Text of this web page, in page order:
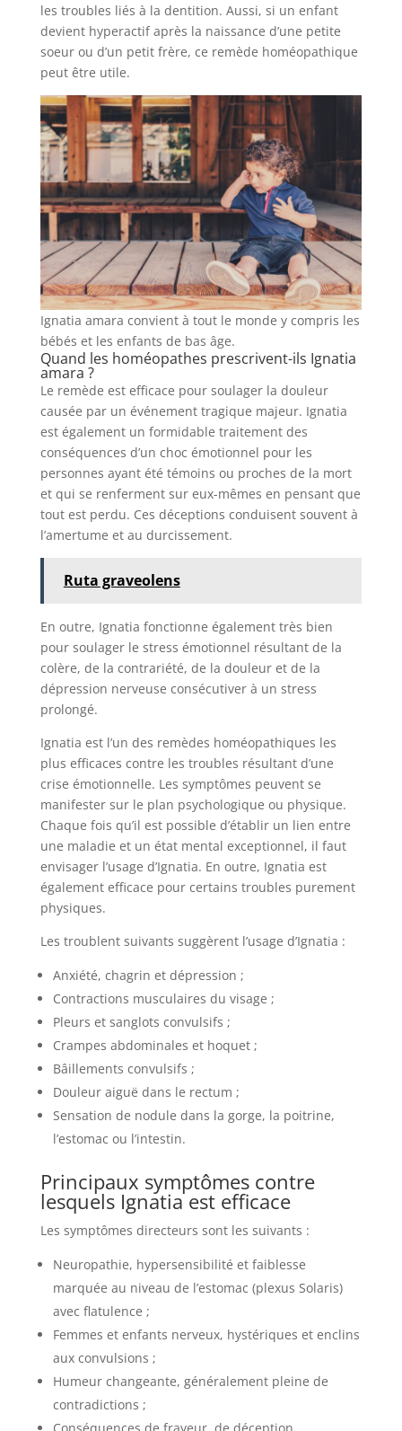
les troubles liés à la dentition. Aussi, si un enfant
devient hyperactif après la naissance d’une petite
soeur ou d’un petit frère, ce remède homéopathique
peut être utile.
Ignatia amara convient à tout le monde y compris les
bébés et les enfants de bas âge.
Quand les homéopathes prescrivent-ils Ignatia
amara ?
Le remède est efficace pour soulager la douleur
causée par un événement tragique majeur. Ignatia
est également un formidable traitement des
conséquences d’un choc émotionnel pour les
personnes ayant été témoins ou proches de la mort
et qui se renferment sur eux-mêmes en pensant que
tout est perdu. Ces déceptions conduisent souvent à
l’amertume et au durcissement.
Ruta graveolens
En outre, Ignatia fonctionne également très bien
pour soulager le stress émotionnel résultant de la
colère, de la contrariété, de la douleur et de la
dépression nerveuse consécutiver à un stress
prolongé.
Ignatia est l’un des remèdes homéopathiques les
plus efficaces contre les troubles résultant d’une
crise émotionnelle. Les symptômes peuvent se
manifester sur le plan psychologique ou physique.
Chaque fois qu’il est possible d’établir un lien entre
une maladie et un état mental exceptionnel, il faut
envisager l’usage d’Ignatia. En outre, Ignatia est
également efficace pour certains troubles purement
physiques.
Les troublent suivants suggèrent l’usage d’Ignatia :
Anxiété, chagrin et dépression ;
Contractions musculaires du visage ;
Pleurs et sanglots convulsifs ;
Crampes abdominales et hoquet ;
Bâillements convulsifs ;
Douleur aiguë dans le rectum ;
Sensation de nodule dans la gorge, la poitrine,
l’estomac ou l’intestin.
Principaux symptômes contre
lesquels Ignatia est efficace
Les symptômes directeurs sont les suivants :
Neuropathie, hypersensibilité et faiblesse
marquée au niveau de l’estomac (plexus Solaris)
avec flatulence ;
Femmes et enfants nerveux, hystériques et enclins
aux convulsions ;
Humeur changeante, généralement pleine de
contradictions ;